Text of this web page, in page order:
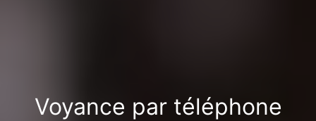
Voyance par téléphone